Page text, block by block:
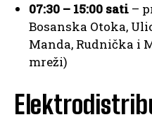
07:30 – 15:00 sati –
Bosanska Otoka,
Manda, Rudnička i
mreži)